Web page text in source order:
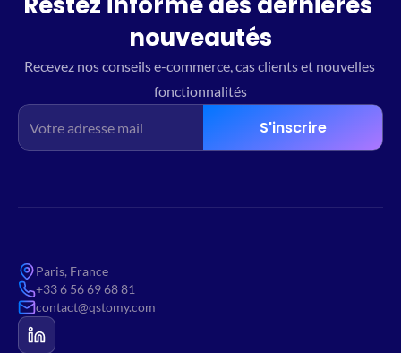
nouveautés
Recevez nos conseils e-commerce, cas clients et nouvelles
fonctionnalités
S'inscrire
Paris, France
+33 6 56 69 68 81
contact@qstomy.com